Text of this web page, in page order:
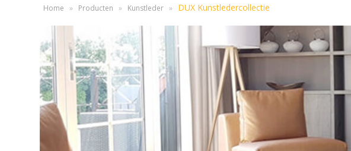
Home » Producten » Kunstleder » DUX Kunstledercollectie